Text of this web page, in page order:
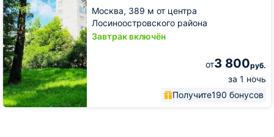
Москва, 389 м от центра
Лосиноостровского района
Завтрак включён
от3 800руб.
за 1 ночь
Получите190 бонусов